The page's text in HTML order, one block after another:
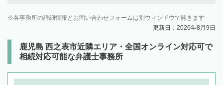
各事務所の詳細情報とお問い合わせフォームは別ウィンドウで開きます
更新日：2026年8月9日
鹿児島 西之表市近隣エリア・全国オンライン対応可で
相続対応可能な弁護士事務所